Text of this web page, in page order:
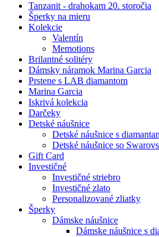
Tanzanit - drahokam 20. storočia
Šperky na mieru
Kolekcie
Valentín
Memotions
Brilantné solitéry
Dámsky náramok Marina Garcia
Prstene s LAB diamantom
Marina Garcia
Iskrivá kolekcia
Darčeky
Detské náušnice
Detské náušnice s
Detské náušnice so
Gift Card
Investičné
Investičné striebro
Investičné zlato
Personalizované zliatky
Šperky
Dámske náušnice
Dámske náušnice s